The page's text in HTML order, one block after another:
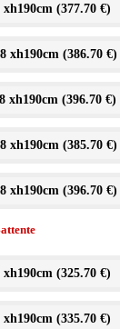
(377.70 €)
xh190cm (386.70 €)
xh190cm (396.70 €)
xh190cm (385.70 €)
xh190cm (396.70 €)
(325.70 €)
(335.70 €)